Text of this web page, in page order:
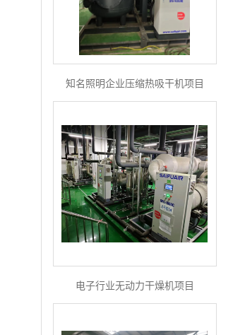
知名照明企业压缩热吸干机项目
电子行业无动力干燥机项目